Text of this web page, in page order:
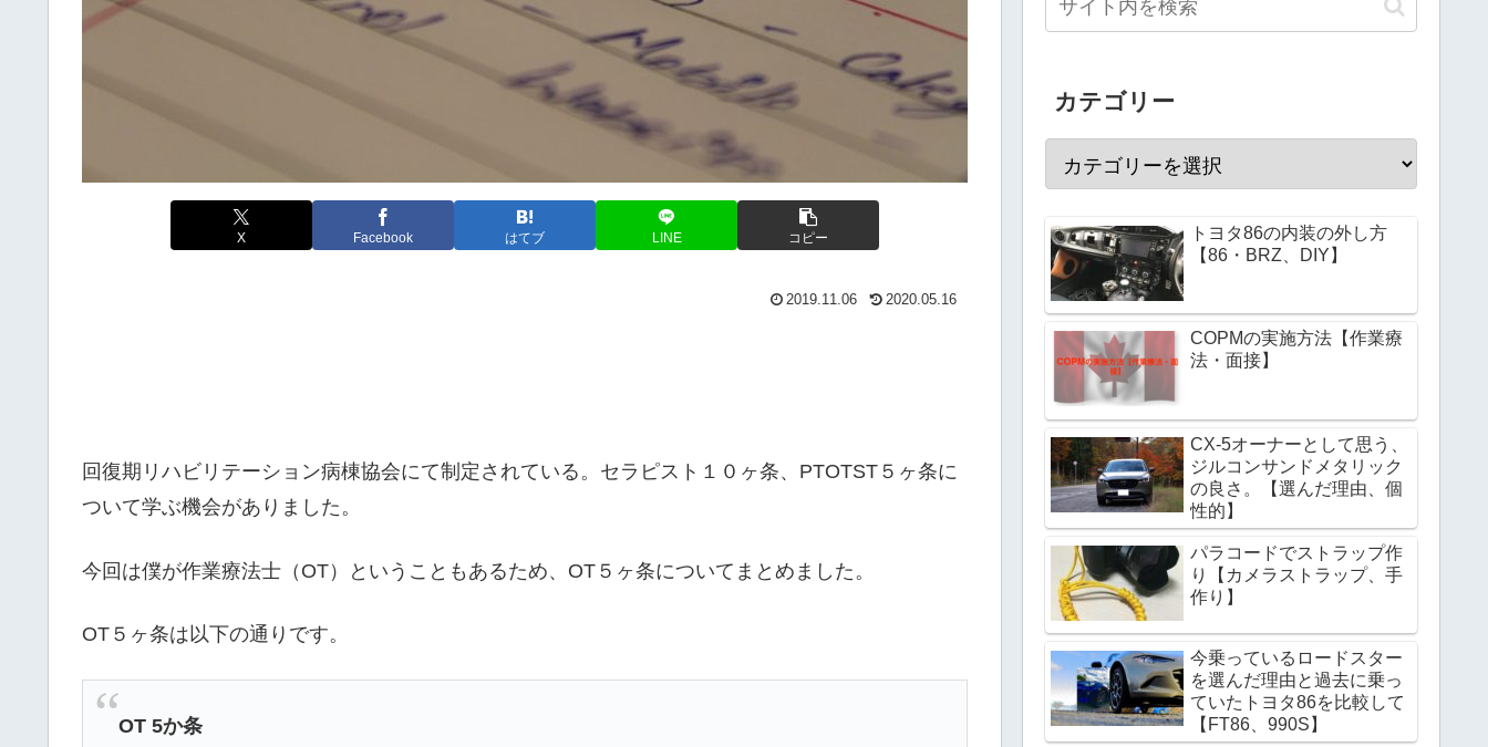
X Facebook はてブ LINE コピー
2019.11.06 2020.05.16
回復期リハビリテーション病棟協会にて制定されている。セラピスト１０ヶ条、PTOTST５ヶ条に
ついて学ぶ機会がありました。
今回は僕が作業療法士（OT）ということもあるため、OT５ヶ条についてまとめました。
OT５ヶ条は以下の通りです。
OT 5か条
カテゴリー
トヨタ86の内装の外し方
【86・BRZ、DIY】
COPMの実施方法【作業療
法・面接】
CX-5オーナーとして思う、
ジルコンサンドメタリック
の良さ。【選んだ理由、個
性的】
パラコードでストラップ作
り【カメラストラップ、手
作り】
今乗っているロードスター
を選んだ理由と過去に乗っ
ていたトヨタ86を比較して
【FT86、990S】